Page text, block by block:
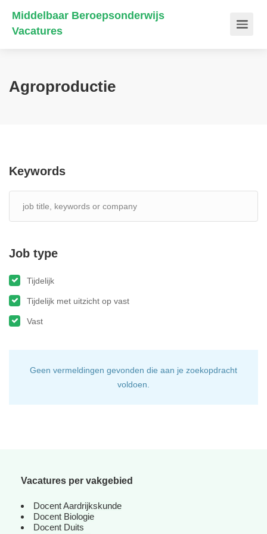
Middelbaar Beroepsonderwijs
Vacatures
Agroproductie
Keywords
Job type
Tijdelijk
Tijdelijk met uitzicht op vast
Vast
Geen vermeldingen gevonden die aan je zoekopdracht
voldoen.
Vacatures per vakgebied
Docent Aardrijkskunde
Docent Biologie
Docent Duits